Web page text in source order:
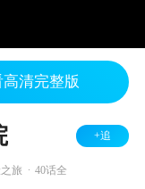
清完整版
+追
旅 40话全